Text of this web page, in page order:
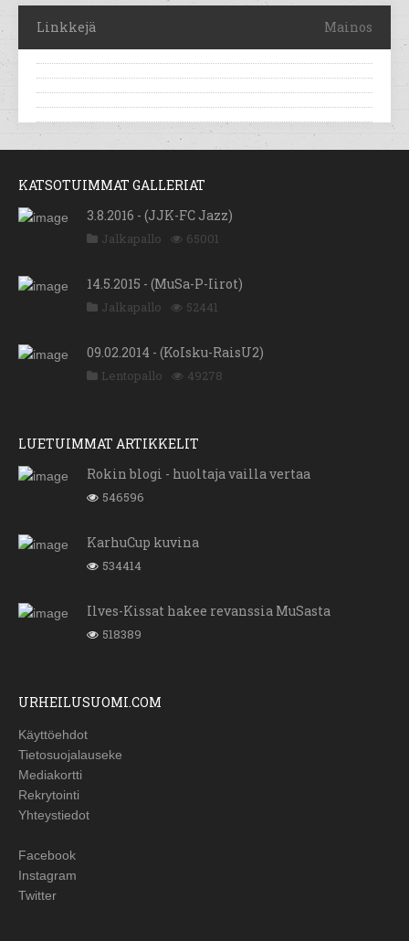
Linkkejä Mainos
KATSOTUIMMAT GALLERIAT
3.8.2016 - (JJK-FC Jazz)
Jalkapallo 65001
14.5.2015 - (MuSa-P-Iirot)
Jalkapallo 52441
09.02.2014 - (KoIsku-RaisU2)
Lentopallo 49278
LUETUIMMAT ARTIKKELIT
Rokin blogi - huoltaja vailla vertaa
546596
KarhuCup kuvina
534414
Ilves-Kissat hakee revanssia MuSasta
518389
URHEILUSUOMI.COM
Käyttöehdot
Tietosuojalauseke
Mediakortti
Rekrytointi
Yhteystiedot
Facebook
Instagram
Twitter